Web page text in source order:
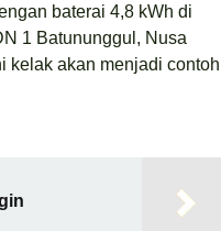
baterai 4,8 kWh di
1 Batununggul, Nusa
kelak akan menjadi contoh